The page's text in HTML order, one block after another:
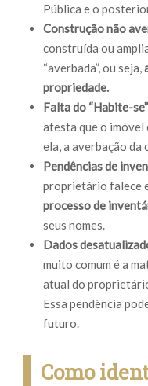
Pública e o
Construção não
construída ou
“averbada”, ou seja,
propriedade.
Falta do “Habite-
atesta que o imóvel
ela, a averbação
Pendências de
proprietário falece
processo de
seus nomes.
Dados
muito comum é a
atual do
Essa pendência
futuro.
Como